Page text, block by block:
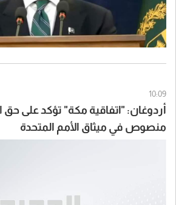
10:09
أردوغان: "اتفاقية مكة" تؤكد على حق
منصوص في ميثاق الأمم المتحدة